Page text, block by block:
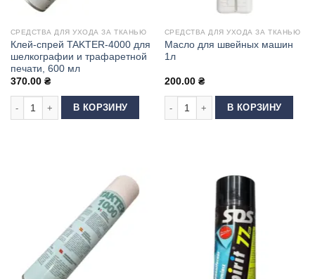
СРЕДСТВА ДЛЯ УХОДА ЗА ТКАНЬЮ
Клей-спрей TAKTER-4000 для
шелкографии и трафаретной
печати, 600 мл
370.00 ₴
Количество товара Клей-спрей TAKTER-4000 для шелкографии и
В КОРЗИНУ
СРЕДСТВА ДЛЯ УХОДА ЗА ТКАНЬЮ
Масло для швейных машин
1л
200.00 ₴
Количество товара Масло для
В КОРЗИНУ